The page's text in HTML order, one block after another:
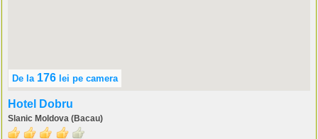
De la 176 lei pe camera
Hotel Dobru
Slanic Moldova (Bacau)